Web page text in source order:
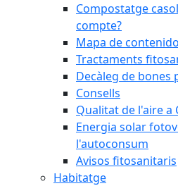
Compostatge
compte?
Mapa de
Tractaments
Decàleg de bones
Consells
Qualitat de l'aire a
Energia solar
l'autoconsum
Avisos fitosanitaris
Habitatge